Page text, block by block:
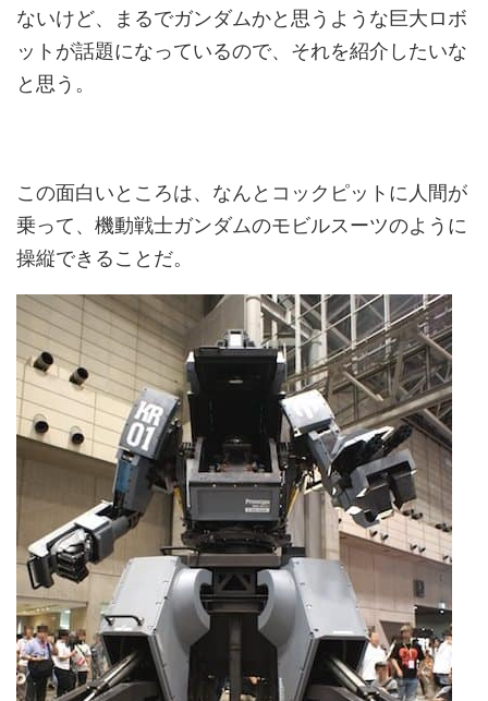
ないけど、まるでガンダムかと思うような巨大ロボ
ットが話題になっているので、それを紹介したいな
と思う。
この面白いところは、なんとコックピットに人間が
乗って、機動戦士ガンダムのモビルスーツのように
操縦できることだ。